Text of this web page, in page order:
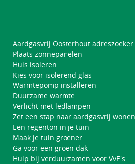
Aardgasvrij Oosterhout adreszoeker
Plaats zonnepanelen
Huis isoleren
Kies voor isolerend glas
Warmtepomp installeren
Duurzame warmte
Verlicht met ledlampen
Zet een stap naar aardgasvrij wonen
Een regenton in je tuin
Maak je tuin groener
Ga voor een groen dak
Hulp bij verduurzamen voor VvE's